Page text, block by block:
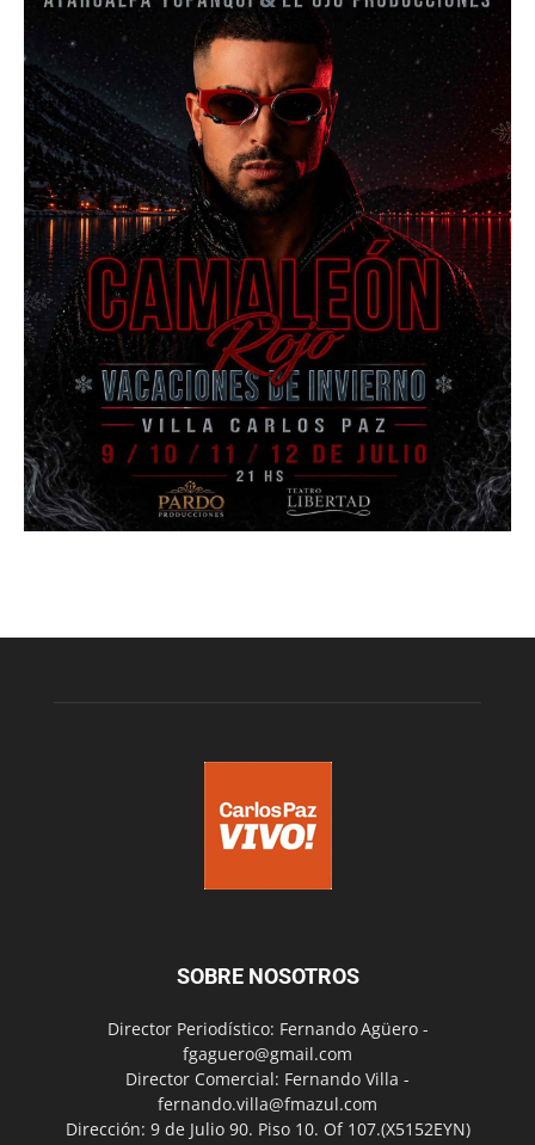
SOBRE NOSOTROS
Director Periodístico: Fernando Agüero -
fgaguero@gmail.com
Director Comercial: Fernando Villa -
fernando.villa@fmazul.com
Dirección: 9 de Julio 90. Piso 10. Of 107.(X5152EYN)